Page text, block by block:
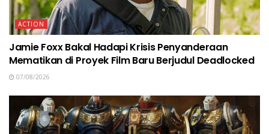
ACTION
Jamie Foxx Bakal Hadapi Krisis Penyanderaan
Mematikan di Proyek Film Baru Berjudul Deadlocked
07/08/2026